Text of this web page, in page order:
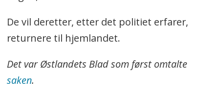
De vil deretter, etter det politiet erfarer,
returnere til hjemlandet.
Det var Østlandets Blad som først omtalte
saken.